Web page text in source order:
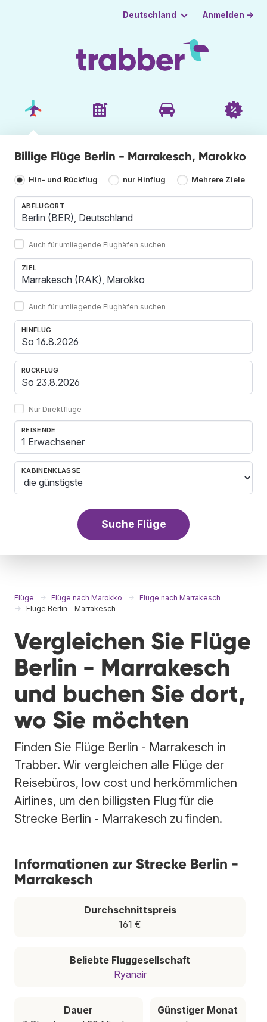
Deutschland Anmelden →
Billige Flüge Berlin - Marrakesch, Marokko
Hin- und Rückflug nur Hinflug Mehrere Ziele
ABFLUGORT
Auch für umliegende Flughäfen suchen
ZIEL
Auch für umliegende Flughäfen suchen
HINFLUG
RÜCKFLUG
Nur Direktflüge
REISENDE
1 Erwachsener
KABINENKLASSE
Suche Flüge
Flüge Flüge nach Marokko
Flüge nach Marrakesch
Flüge Berlin - Marrakesch
Vergleichen Sie Flüge
Berlin - Marrakesch
und buchen Sie dort,
wo Sie möchten
Finden Sie Flüge Berlin - Marrakesch in
Trabber. Wir vergleichen alle Flüge der
Reisebüros, low cost und herkömmlichen
Airlines, um den billigsten Flug für die
Strecke Berlin - Marrakesch zu finden.
Informationen zur Strecke Berlin -
Marrakesch
Durchschnittspreis
161 €
Beliebte Fluggesellschaft
Ryanair
Dauer
Günstiger Monat